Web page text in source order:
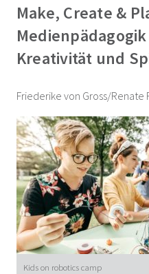
Make, Create &
Kreativität und
Friederike von Gross/Renate
Kids on robotics camp